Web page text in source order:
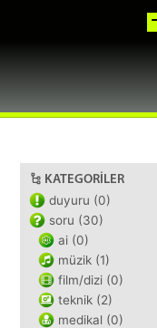
KATEGORILER
duyuru (0)
soru (30)
ai (0)
müzik (1)
film/dizi (0)
teknik (2)
medikal (0)